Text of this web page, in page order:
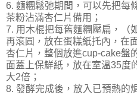
6. 麵糰鬆弛期間，可以先把每
茶粉沾滿杏仁片備用；
7. 用木棍把每舊麵糰壓扁，（
再滾圓，放在蛋糕紙托內，在
杏仁片，整個放進cup-cake盤
面蓋上保鮮紙，放在室溫35度
大2倍；
8. 發酵完成後，放入已預熱的